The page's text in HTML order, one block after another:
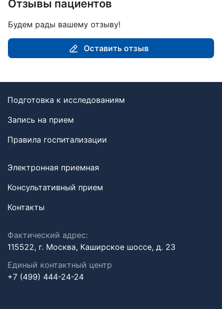
Отзывы пациентов
Будем рады вашему отзыву!
Оставить отзыв
Подготовка к исследованиям
Запись на прием
Правила госпитализации
Электронная приемная
Консультативный прием
Контакты
Фактический адрес:
115522, г. Москва, Каширское шоссе, д. 23
Единый контактный центр
+7 (499) 444-24-24